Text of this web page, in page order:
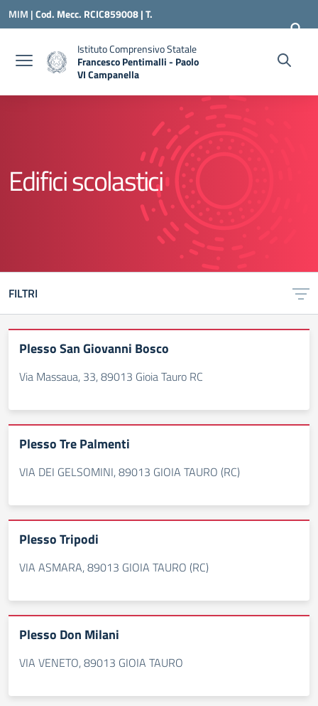
Vai ai contenuti
Vai al menu di navigazione
Vai al footer
MIM |Cod. Mecc. RCIC859008 | T.
RCIC859008@ISTRUZIONE.IT
Istituto Comprensivo Statale
Francesco Pentimalli - Paolo
VI Campanella
Edifici scolastici
FILTRI
Plesso San Giovanni Bosco
Via Massaua, 33, 89013 Gioia Tauro RC
Plesso Tre Palmenti
VIA DEI GELSOMINI, 89013 GIOIA TAURO (RC)
Plesso Tripodi
VIA ASMARA, 89013 GIOIA TAURO (RC)
Plesso Don Milani
VIA VENETO, 89013 GIOIA TAURO